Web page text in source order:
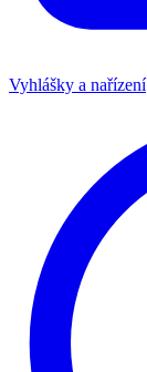
Vyhlášky a nařízení